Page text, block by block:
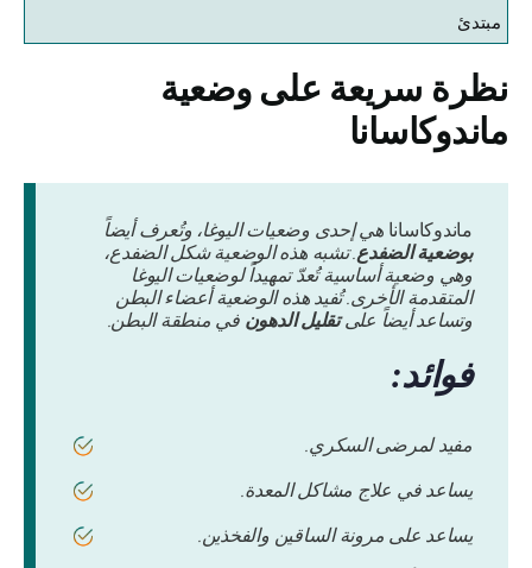
مبتدئ
نظرة سريعة على وضعية
ماندوكاسانا
ماندوكاساناهي إحدى وضعيات اليوغا، وتُعرف أيضاً
بوضعية الضفدع. تشبه هذه الوضعية شكل الضفدع،
وهي وضعية أساسية تُعدّ تمهيداً لوضعيات اليوغا
المتقدمة الأخرى. تُفيد هذه الوضعية أعضاء البطن
وتساعد أيضاً على تقليل الدهونفي منطقة البطن.
فوائد:
مفيد لمرضى السكري.
يساعد في علاج مشاكل المعدة.
يساعد على مرونة الساقين والفخذين.